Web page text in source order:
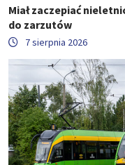
Miał zaczepiać
do zarzutów
7 sierpnia 2026